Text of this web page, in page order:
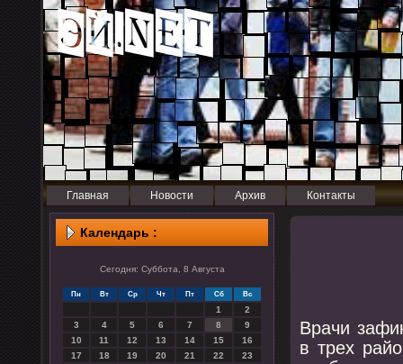
Главная Новости Архив Контакты
Календарь :
Сегодня: Суббота, 8 Августа
Пн Вт Ср Чт Пт Сб Вс
1
2
3
4 5 6 7 8
9
10
11 12 13 14 15
16
17
18 19 20 21 22
23
Врачи
в трех